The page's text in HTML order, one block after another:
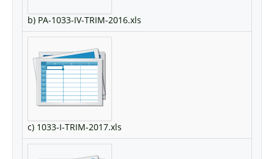
b) PA-1033-IV-TRIM-2016.xls
c) 1033-I-TRIM-2017.xls